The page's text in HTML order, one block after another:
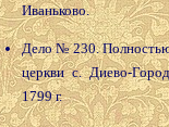
Иваньково.
Дело № 230.
церкви с. Диево-
1799 г.